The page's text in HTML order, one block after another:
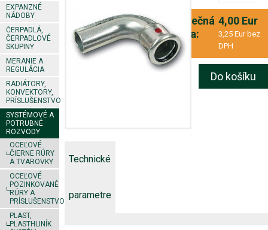
EXPANZNÉ
NÁDOBY
ČERPADLÁ,
ČERPADLOVÉ
SKUPINY
MERANIE A
REGULÁCIA
RADIÁTORY,
KONVEKTORY,
PRÍSLUŠENSTVO
SYSTÉMOVÉ A
POTRUBNÉ
ROZVODY
OCEĽOVÉ
ČIERNE RÚRY
A TVAROVKY
OCEĽOVÉ
POZINKOVANÉ
RÚRY A
PRÍSLUŠENSTVO
PLAST,
PLASTHLINÍK
Konečná
cena:
4,00 Eur
3,25 Eur bez
DPH
Do košíku
Technické
parametre